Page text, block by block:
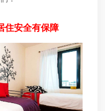
住安全有保障